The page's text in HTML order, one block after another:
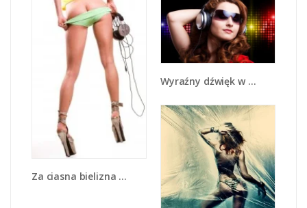
Za ciasna bielizna - L094
Wyraźny dźwięk w słuchawkach - L014